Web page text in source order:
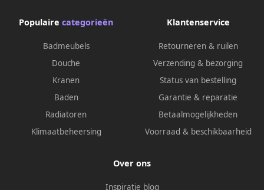
Populaire categorieën
Badmeubels
Douche
Kranen
Baden
Radiatoren
Klimaatbeheersing
Klantenservice
Retourneren & ruilen
Verzending & bezorging
Status van bestelling
Garantie & reparatie
Betaalmogelijkheden
Voorraad & beschikbaarheid
Over ons
Inspiratie blog